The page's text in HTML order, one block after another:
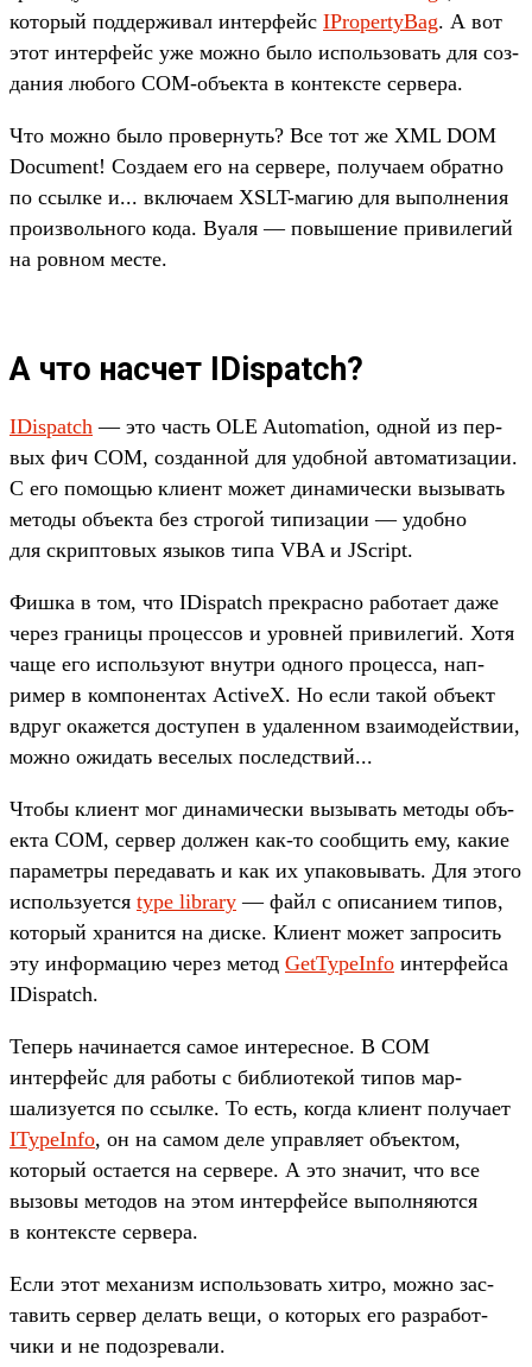
который под­держи­вал интерфейс IPropertyBag. А вот
этот интерфейс уже мож­но было исполь­зовать для соз­
дания любого COM-объ­екта в кон­тек­сте сер­вера.
Что мож­но было про­вер­нуть? Все тот же XML DOM
Document! Соз­даем его на сер­вере, получа­ем обратно
по ссыл­ке и... вклю­чаем XSLT-магию для выпол­нения
про­изволь­ного кода. Вуаля — повыше­ние при­виле­гий
на ров­ном мес­те.
А что насчет IDispatch?
IDispatch — это часть OLE Automation, одной из пер­
вых фич COM, соз­данной для удоб­ной авто­мати­зации.
С его помощью кли­ент может динами­чес­ки вызывать
методы объ­екта без стро­гой типиза­ции — удоб­но
для скрип­товых язы­ков типа VBA и JScript.
Фиш­ка в том, что IDispatch прек­расно работа­ет даже
через гра­ницы про­цес­сов и уров­ней при­виле­гий. Хотя
чаще его исполь­зуют внут­ри одно­го про­цес­са, нап­
ример в ком­понен­тах ActiveX. Но если такой объ­ект
вдруг ока­жет­ся дос­тупен в уда­лен­ном вза­имо­дей­ствии,
мож­но ожи­дать веселых пос­ледс­твий...
Что­бы кли­ент мог динами­чес­ки вызывать методы объ­
екта COM, сер­вер дол­жен как‑то сооб­щить ему, какие
парамет­ры переда­вать и как их упа­ковы­вать. Для это­го
исполь­зует­ся type library — файл с опи­сани­ем типов,
который хра­нит­ся на дис­ке. Кли­ент может зап­росить
эту информа­цию через метод GetTypeInfo интерфей­са
IDispatch.
Те­перь начина­ется самое инте­рес­ное. В COM
интерфейс для работы с биб­лиоте­кой типов мар­
шализу­ется по ссыл­ке. То есть, ког­да кли­ент получа­ет
ITypeInfo, он на самом деле управля­ет объ­ектом,
который оста­ется на сер­вере. А это зна­чит, что все
вызовы методов на этом интерфей­се выпол­няют­ся
в кон­тек­сте сер­вера.
Ес­ли этот механизм исполь­зовать хит­ро, мож­но зас­
тавить сер­вер делать вещи, о которых его раз­работ­
чики и не подоз­ревали.